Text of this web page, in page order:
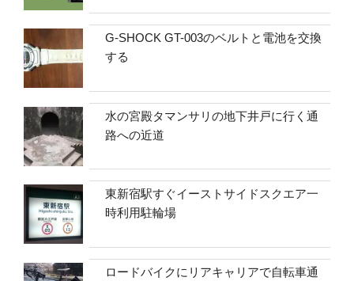
G-SHOCK GT-003のベルトと電池を交換
する
水の宮殿タマンサリの地下井戸に行く通
路への近道
東新宿駅すぐイーストサイドスクエア一
時利用駐輪場
ロードバイクにリアキャリアで自転車通